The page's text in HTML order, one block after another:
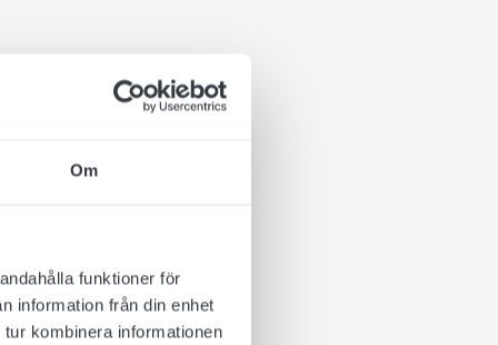
Om
funktioner för
information från din enhet
kombinera informationen
platsen eller andra
eller
att använda